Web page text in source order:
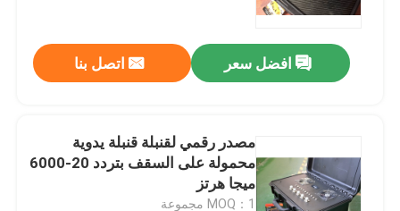
التشويش بدون طيار
جهاز تشويش إشارة الراديو
جهاز تشويش تردد الراديو
افضل سعر اتصل بنا
مصدر رقمي لقنبلة قنبلة يدوية
محمولة على السقف بتردد 20-6000
ميجا هرتز
MOQ：1 مجموعة